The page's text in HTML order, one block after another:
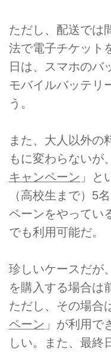
ただし、配送では
法で電子チケット
日は、スマホのバ
モバイルバッテリ
う。
また、大人以外の
もに変わらないが
キャンペーン 」と
（高校生まで）5
ペーンをやってい
でも利用可能だ。
珍しいケースだが
を購入する場合は
ただし、その場合
ペーン 」が利用で
しい。また、最終